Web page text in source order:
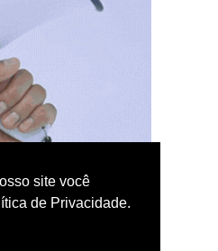
site você
de Privacidade.